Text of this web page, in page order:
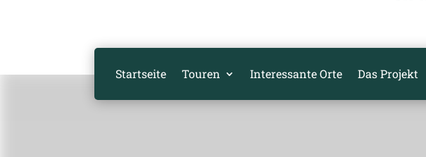
Startseite Touren Interessante Orte Das Projekt